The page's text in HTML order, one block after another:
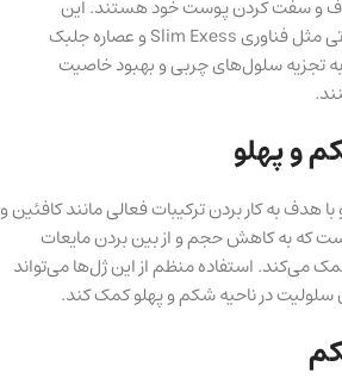
صاف و سفت کردن پوست خود هستند. این
محصولات با دارا بودن ترکیباتی مثل فناوری Slim Exess و عصاره جلبک
تجزیه سلول‌های چربی و بهبود خاصیت
و پهلو
هدف به کار بردن ترکیبات فعالی مانند کافئین و
که به کاهش حجم و از بین بردن مایعات
می‌کند. استفاده منظم از این ژل‌ها می‌تواند
در ناحیه شکم و پهلو کمک کند.